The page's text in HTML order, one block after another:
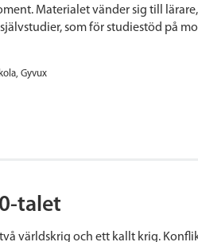
Materialet vänder sig till
som för studiestöd på
Gyvux
talet
världskrig och ett kallt krig.